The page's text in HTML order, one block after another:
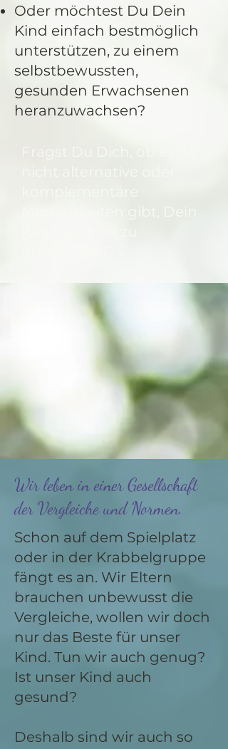
Oder möchtest Du Dein
Kind einfach bestmöglich
unterstützen, zu einem
selbstbewussten,
gesunden Erwachsenen
heranzuwachsen?
Wir leben in einer Gesellschaft
der Vergleiche und Normen.
Schon auf dem Spielplatz
oder in der Krabbelgruppe
fängt es an. Wir Eltern
brauchen unbewusst die
Vergleiche, wollen wir doch
nur das Beste für unser
Kind. Tun wir auch genug?
Ist unser Kind auch
gesund?
Deshalb sind wir auch so